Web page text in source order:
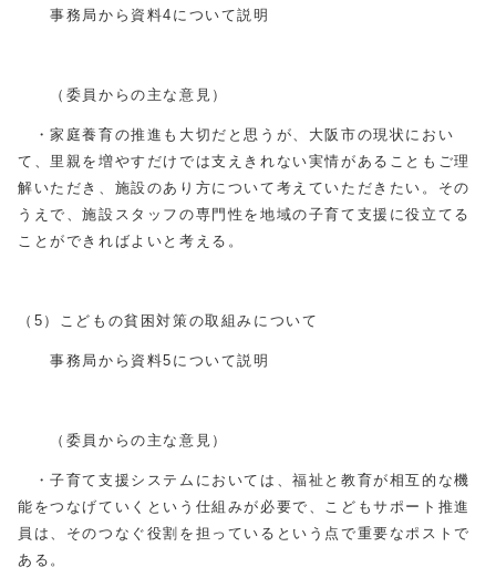
事務局から資料4について説明
（委員からの主な意見）
・家庭養育の推進も大切だと思うが、大阪市の現状におい
て、里親を増やすだけでは支えきれない実情があることもご理
解いただき、施設のあり方について考えていただきたい。その
うえで、施設スタッフの専門性を地域の子育て支援に役立てる
ことができればよいと考える。
（5）こどもの貧困対策の取組みについて
事務局から資料5について説明
（委員からの主な意見）
・子育て支援システムにおいては、福祉と教育が相互的な機
能をつなげていくという仕組みが必要で、こどもサポート推進
員は、そのつなぐ役割を担っているという点で重要なポストで
ある。